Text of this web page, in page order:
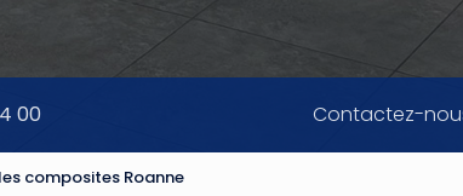
00 Contactez-
composites Roanne